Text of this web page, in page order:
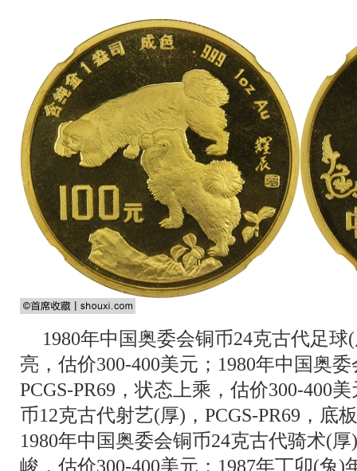
1980年中国奥委会铜币24克古代足球
亮，估价300-400美元；1980年中国奥
PCGS-PR69，状态上乘，估价300-400
币12克古代射艺(厚)，PCGS-PR69，底
1980年中国奥委会铜币24克古代骑术(厚
峻，估价300-400美元；1987年丁卯(兔)